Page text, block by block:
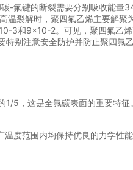
氟键的断裂需要分别吸收能量
温裂解时，聚四氟乙烯主要解
3和9×10-2。可见，聚四氟乙
别注意安全防护并防止聚四氟乙
1/5，这是全氟碳表面的重要特
范围内均保持优良的力学性能